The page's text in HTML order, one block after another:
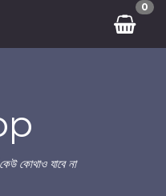
0
কোথাও যাবে না